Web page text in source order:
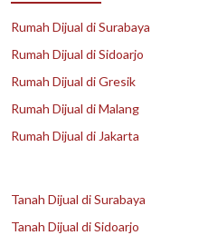
Rumah Dijual di Surabaya
Rumah Dijual di Sidoarjo
Rumah Dijual di Gresik
Rumah Dijual di Malang
Rumah Dijual di Jakarta
Tanah Dijual di Surabaya
Tanah Dijual di Sidoarjo